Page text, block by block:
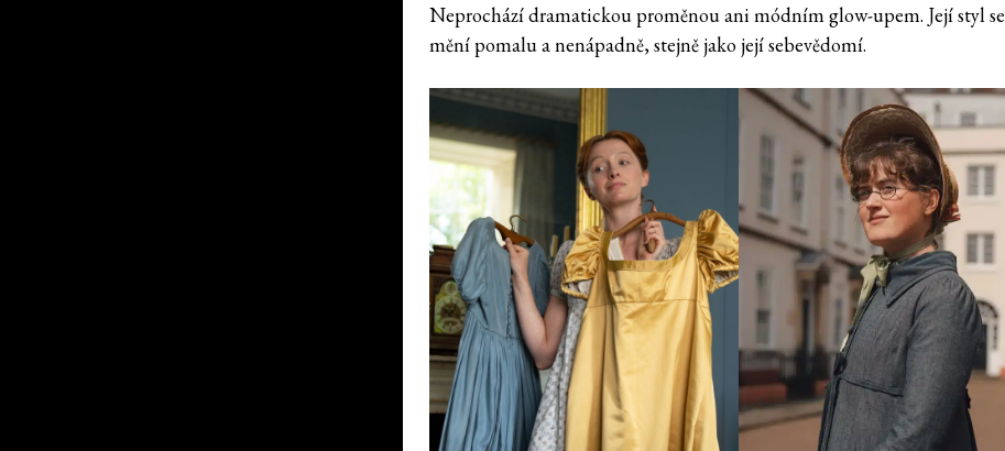
Neprochází dramatickou proměnou ani módním glow-upem. Její styl se
mění pomalu a nenápadně, stejně jako její sebevědomí.